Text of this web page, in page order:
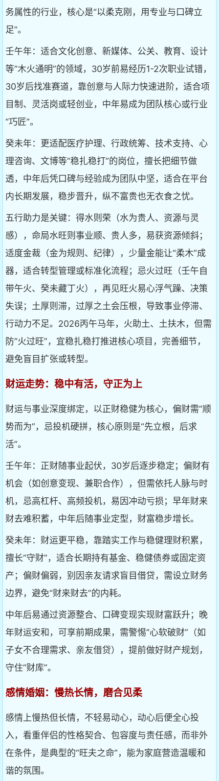
务属性的行业，核心是“以柔克刚，用专业与口碑立
足”。
壬午年：适合文化创意、新媒体、公关、教育、设计
等“木火通明”的领域，30岁前易经历1-2次职业试错，
30岁后找准赛道，靠创意与人际力快速进阶，适合项
目制、灵活岗或轻创业，中年易成为团队核心或行业
“巧匠”。
癸未年：更适配医疗护理、行政统筹、技术支持、心
理咨询、文博等“稳扎稳打”的岗位，擅长把细节做
透，中年后凭口碑与经验成为团队中坚，适合在平台
内长期发展，稳步晋升，纵不富贵也无衣食之忧。
五行助力是关键：得水则荣（水为贵人、资源与灵
感），命局水旺则事业顺、贵人多，易获资源倾斜；
适度金裁（金为规则、纪律），少量金能让“柔木”成
器，适合转型管理或标准化流程；忌火过旺（壬午自
带午火、癸未藏丁火），再见旺火易心浮气躁、决策
失误；土厚则滞，过厚之土会压根，导致事业停滞、
行动力不足。2026丙午马年，火助土、土扶木，但需
防“火过旺”，宜稳扎稳打推进核心项目，完善细节，
避免盲目扩张或转型。
财运走势：稳中有活，守正为上
财运与事业深度绑定，以正财稳健为核心，偏财需“顺
势而为”，忌投机硬拼，核心原则是“先立根，后求
活”。
壬午年：正财随事业起伏，30岁后逐步稳定；偏财有
机会（如创意变现、兼职合作），但需依托人脉与时
机，忌高杠杆、高频投机，易因冲动亏损；早年财来
财去难积蓄，中年后随事业定型，财富稳步增长。
癸未年：财运更平稳，靠踏实工作与稳健理财积累，
擅长“守财”，适合长期持有基金、稳健债券或固定资
产；偏财偏弱，别因亲友请求盲目借贷，需设立财务
边界，避免“财来财去”的内耗。
中年后易通过资源整合、口碑变现实现财富跃升；晚
年财运安和，可享前期成果，需警惕“心软破财”（如
子女不合理需求、亲友借贷），提前做好财产规划，
守住“财库”。
感情婚姻：慢热长情，磨合见柔
感情上慢热但长情，不轻易动心，动心后便全心投
入，看重伴侣的性格契合、包容度与责任感，而非外
在条件，是典型的“旺夫之命”，能为家庭营造温暖和
谐的氛围。